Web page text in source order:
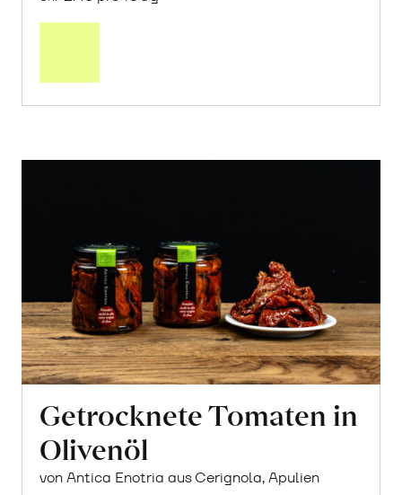
Getrocknete Tomaten in
Olivenöl
von Antica Enotria aus Cerignola, Apulien